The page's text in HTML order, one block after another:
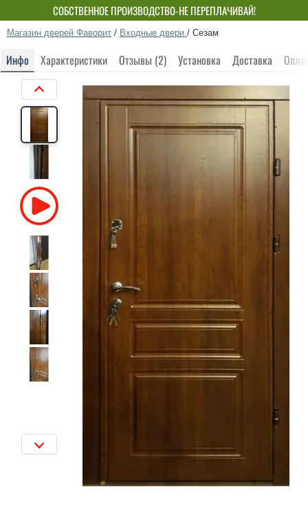
СОБСТВЕННОЕ ПРОИЗВОДСТВО-НЕ ПЕРЕПЛАЧИВАЙ!
Магазин дверей Фаворит / Входные двери / Сезам
Инфо Характеристики Отзывы (2) Установка Доставка